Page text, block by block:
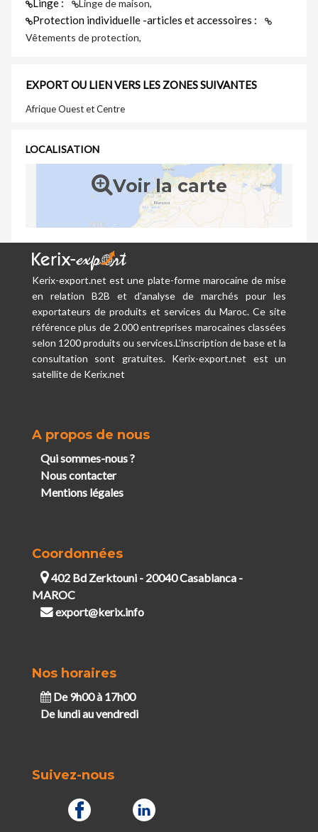
Linge : Linge de maison,
Protection individuelle -articles et accessoires :
Vêtements de protection,
EXPORT OU LIEN VERS LES ZONES SUIVANTES
Afrique Ouest et Centre
LOCALISATION
Voir la carte
Kerix-export.net est une plate-forme marocaine de mise
en relation B2B et d'analyse de marchés pour les
exportateurs de produits et services du Maroc. Ce site
référence plus de 2.000 entreprises marocaines classées
selon 1200 produits ou services.L'inscription de base et la
consultation sont gratuites. Kerix-export.net est un
satellite de Kerix.net
A propos de nous
Qui sommes-nous ?
Nous contacter
Mentions légales
Coordonnées
402 Bd Zerktouni - 20040 Casablanca -
MAROC
export@kerix.info
Nos horaires
De 9h00 à 17h00
De lundi au vendredi
Suivez-nous